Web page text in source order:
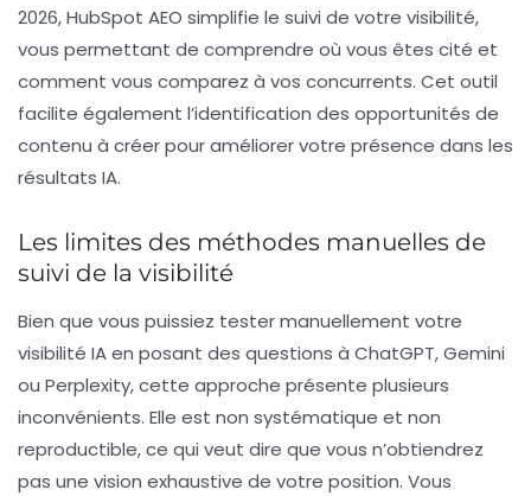
2026, HubSpot AEO simplifie le suivi de votre visibilité,
vous permettant de comprendre où vous êtes cité et
comment vous comparez à vos concurrents. Cet outil
facilite également l’identification des opportunités de
contenu à créer pour améliorer votre présence dans les
résultats IA.
Les limites des méthodes manuelles de
suivi de la visibilité
Bien que vous puissiez tester manuellement votre
visibilité IA en posant des questions à ChatGPT, Gemini
ou Perplexity, cette approche présente plusieurs
inconvénients. Elle est non systématique et non
reproductible, ce qui veut dire que vous n’obtiendrez
pas une vision exhaustive de votre position. Vous